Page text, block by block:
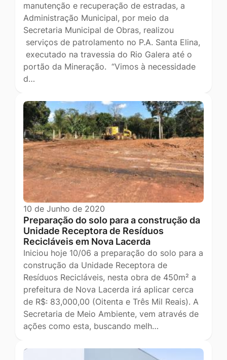
manutenção e recuperação de estradas, a
Administração Municipal, por meio da
Secretaria Municipal de Obras, realizou
serviços de patrolamento no P.A. Santa Elina,
executado na travessia do Rio Galera até o
portão da Mineração. “Vimos à necessidade
d…
10 de Junho de 2020
Preparação do solo para a construção da
Unidade Receptora de Resíduos
Recicláveis em Nova Lacerda
Iniciou hoje 10/06 a preparação do solo para a
construção da Unidade Receptora de
Resíduos Recicláveis, nesta obra de 450m² a
prefeitura de Nova Lacerda irá aplicar cerca
de R$: 83,000,00 (Oitenta e Três Mil Reais). A
Secretaria de Meio Ambiente, vem através de
ações como esta, buscando melh…